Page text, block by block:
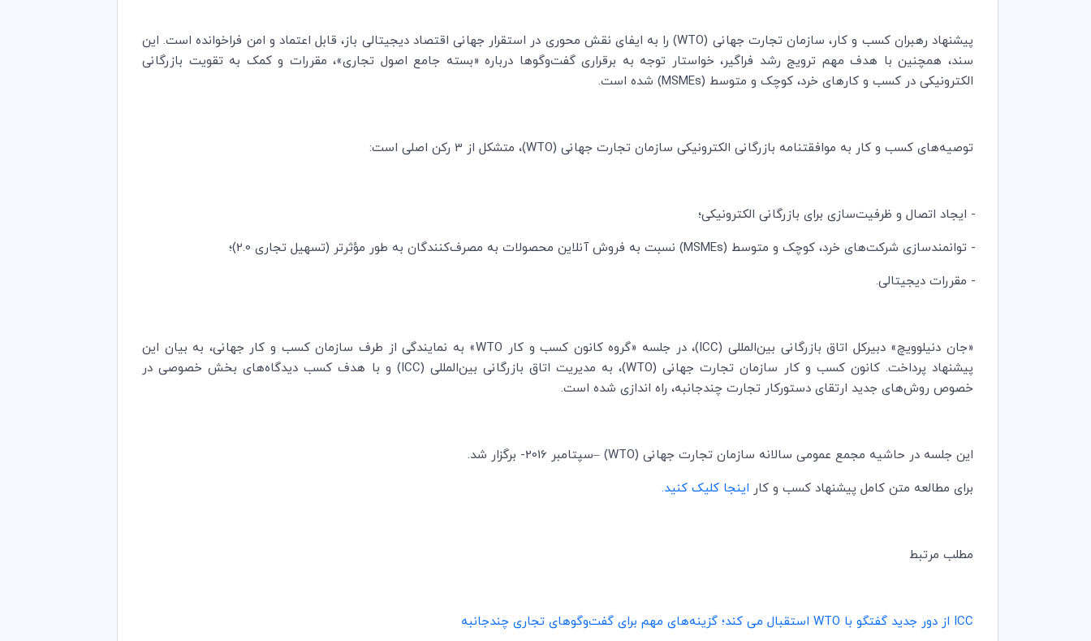
پیشنهاد رهبران کسب و کار، سازمان تجارت جهانی (WTO) را به ایفای نقش محوری در استقرار جهانی اقتصاد دیجیتالی باز، قابل اعتماد و امن فراخوانده است. این
سند، همچنین با هدف مهم ترویج رشد فراگیر، خواستار توجه به برقراری گفت‌وگوها درباره «بسته جامع اصول تجاری»، مقررات و کمک به تقویت بازرگانی
الکترونیکی در کسب و کارهای خرد، کوچک و متوسط (MSMEs) شده است.
توصیه‌های کسب و کار به موافقتنامه بازرگانی الکترونیکی سازمان تجارت جهانی (WTO)، متشکل از 3 رکن اصلی است:
- ایجاد اتصال و ظرفیت‌سازی برای بازرگانی الکترونیکی؛
- توانمندسازی شرکت‌های خرد، کوچک و متوسط (MSMEs) نسبت به فروش آنلاین محصولات به مصرف‌کنندگان به طور مؤثرتر (تسهیل تجاری 2.0)؛
- مقررات دیجیتالی.
«جان دنیلوویچ» دبیرکل اتاق بازرگانی بین‌المللی (ICC)، در جلسه «گروه کانون کسب و کار WTO» به نمایندگی از طرف سازمان کسب و کار جهانی، به بیان این
پیشنهاد پرداخت. کانون کسب و کار سازمان تجارت جهانی (WTO)، به مدیریت اتاق بازرگانی بین‌المللی (ICC) و با هدف کسب دیدگاه‌های بخش خصوصی در
خصوص روش‌های جدید ارتقای دستورکار تجارت چندجانبه، راه اندازی شده است.
این جلسه در حاشیه مجمع عمومی سالانه سازمان تجارت جهانی (WTO) –سپتامبر 2016- برگزار شد.
برای مطالعه متن کامل پیشنهاد کسب و کار اینجا کلیک کنید.
مطلب مرتبط
ICC از دور جدید گفتگو با WTO استقبال می کند؛ گزینه‌های مهم برای گفت‌وگوهای تجاری چندجانبه